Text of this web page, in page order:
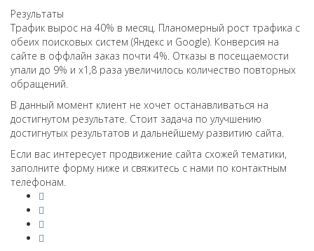
Результаты
Трафик вырос на 40% в месяц. Планомерный рост трафика с
обеих поисковых систем (Яндекс и Google). Конверсия на
сайте в оффлайн заказ почти 4%. Отказы в посещаемости
упали до 9% и х1,8 раза увеличилось количество повторных
обращений.
В данный момент клиент не хочет останавливаться на
достигнутом результате. Стоит задача по улучшению
достигнутых результатов и дальнейшему развитию сайта.
Если вас интересует продвижение сайта схожей тематики,
заполните форму ниже и свяжитесь с нами по контактным
телефонам.